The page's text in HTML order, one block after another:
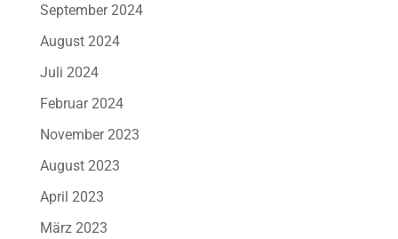
September 2024
August 2024
Juli 2024
Februar 2024
November 2023
August 2023
April 2023
März 2023